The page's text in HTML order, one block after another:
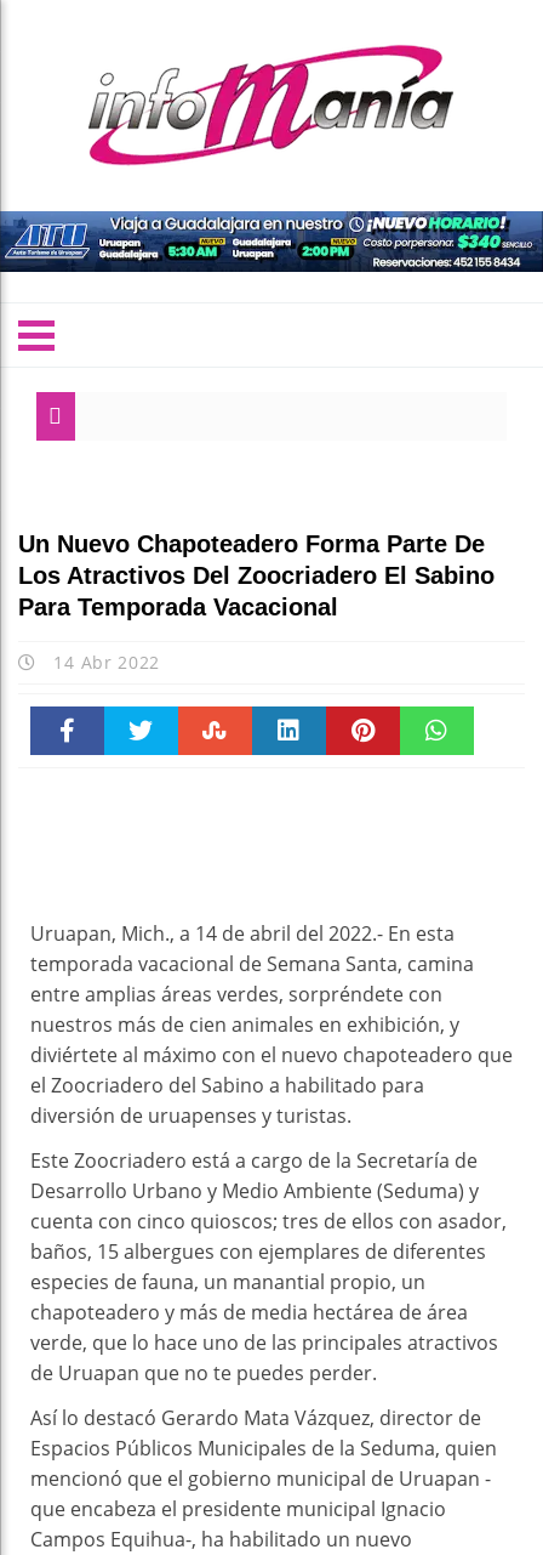
Un Nuevo Chapoteadero Forma Parte De
Los Atractivos Del Zoocriadero El Sabino
Para Temporada Vacacional
14 Abr 2022
Uruapan, Mich., a 14 de abril del 2022.- En esta
temporada vacacional de Semana Santa, camina
entre amplias áreas verdes, sorpréndete con
nuestros más de cien animales en exhibición, y
diviértete al máximo con el nuevo chapoteadero que
el Zoocriadero del Sabino a habilitado para
diversión de uruapenses y turistas.
Este Zoocriadero está a cargo de la Secretaría de
Desarrollo Urbano y Medio Ambiente (Seduma) y
cuenta con cinco quioscos; tres de ellos con asador,
baños, 15 albergues con ejemplares de diferentes
especies de fauna, un manantial propio, un
chapoteadero y más de media hectárea de área
verde, que lo hace uno de las principales atractivos
de Uruapan que no te puedes perder.
Así lo destacó Gerardo Mata Vázquez, director de
Espacios Públicos Municipales de la Seduma, quien
mencionó que el gobierno municipal de Uruapan -
que encabeza el presidente municipal Ignacio
Campos Equihua-, ha habilitado un nuevo